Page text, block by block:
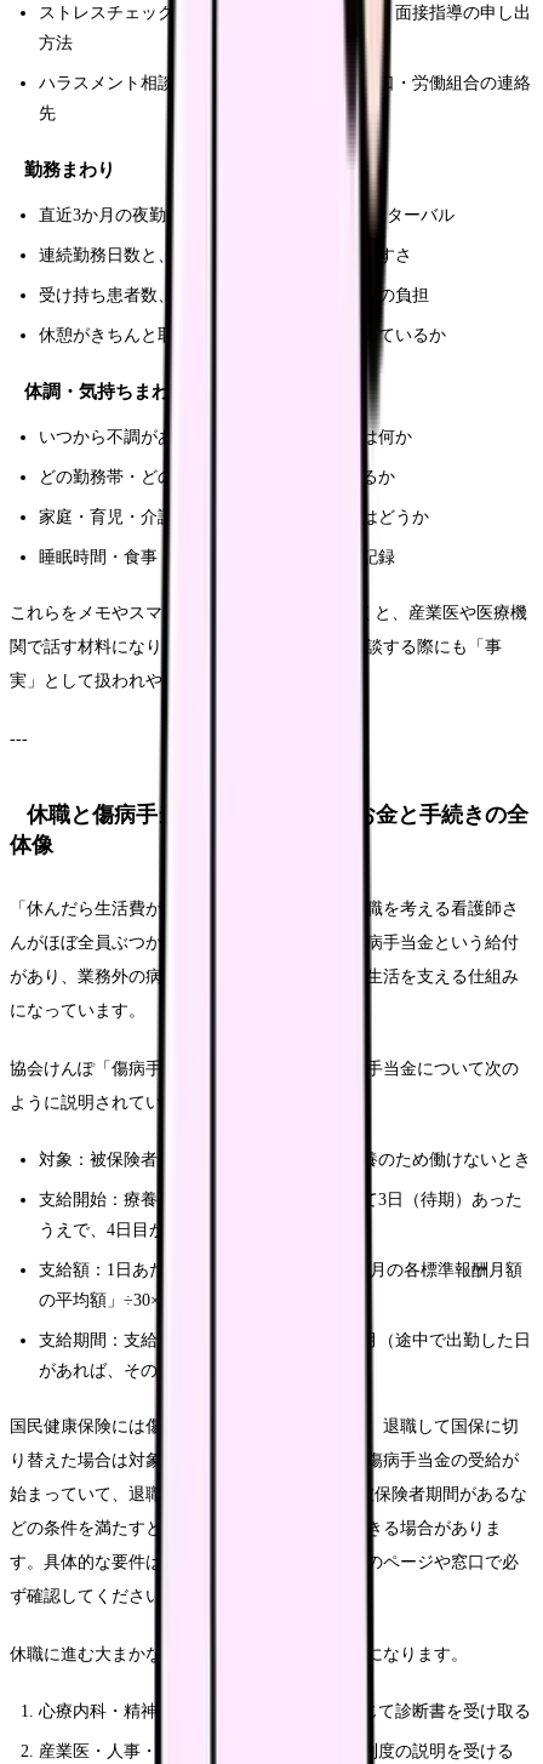
ストレスチェックの受検時期・結果通知方法・面接指導の申し出
方法
ハラスメント相談窓口・コンプライアンス窓口・労働組合の連絡
先
勤務まわり
直近3か月の夜勤回数・残業時間・勤務間インターバル
連続勤務日数と、休みの「取り直し」のしやすさ
受け持ち患者数、リーダー業務、委員会・係の負担
休憩がきちんと取れているか、休憩室で休めているか
体調・気持ちまわり
いつから不調があるか、悪化したきっかけは何か
どの勤務帯・どの病棟業務で症状が強くなるか
家庭・育児・介護などプライベートの負担はどうか
睡眠時間・食事・運動・人間関係の変化の記録
これらをメモやスマホで2週間ほど記録しておくと、産業医や医療機
関で話す材料になりますし、上司や看護部に相談する際にも「事
実」として扱われやすくなります。
---
休職と傷病手当金：働けない間のお金と手続きの全
体像
「休んだら生活費が出ない」という不安は、休職を考える看護師さ
んがほぼ全員ぶつかる壁です。健康保険には傷病手当金という給付
があり、業務外の病気やケガで働けない期間の生活を支える仕組み
になっています。
協会けんぽ「傷病手当金」のページでは、傷病手当金について次の
ように説明されています。
対象：被保険者が業務外の病気やケガで療養のため働けないとき
支給開始：療養のため働けない日が連続して3日（待期）あった
うえで、4日目から
支給額：1日あたり「支給開始日以前の12か月の各標準報酬月額
の平均額」÷30×3分の2が目安
支給期間：支給開始日から通算して1年6か月（途中で出勤した日
があれば、その分は通算から除外される）
国民健康保険には傷病手当金の制度がないため、退職して国保に切
り替えた場合は対象になりません。退職前から傷病手当金の受給が
始まっていて、退職日まで継続して1年以上の被保険者期間があるな
どの条件を満たすと、退職後も継続して受給できる場合がありま
す。具体的な要件は協会けんぽ・健康保険組合のページや窓口で必
ず確認してください。
休職に進む大まかな流れは、おおむね次のようになります。
心療内科・精神科などで受診し、必要に応じて診断書を受け取る
産業医・人事・師長に体調を共有し、休職制度の説明を受ける